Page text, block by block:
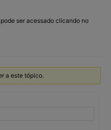
ser acessado clicando no
a este tópico.